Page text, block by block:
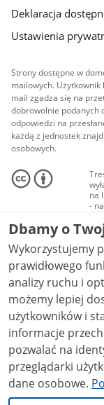
Deklaracja
Ustawienia
Strony dostępne w
mailowych.
mail zgadza się na
dobrowolnie podanych
odpowiedzi na
każdą z jednostek
osobowych.
na
-
Dbamy o
Wykorzystujemy
prawidłowego
analizy ruchu i
możemy lepiej
użytkowników i stale
informacje
pozwalać na
przeglądarki
dane osobowe.